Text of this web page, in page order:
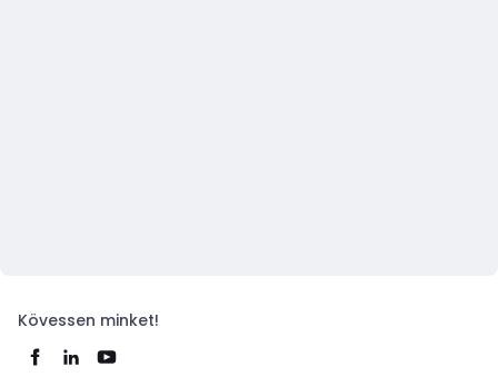
Kövessen minket!